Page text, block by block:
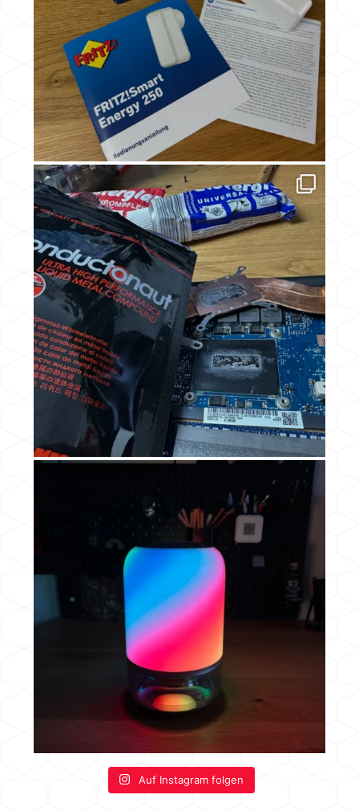
Auf Instagram folgen